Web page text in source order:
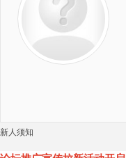
新人须知